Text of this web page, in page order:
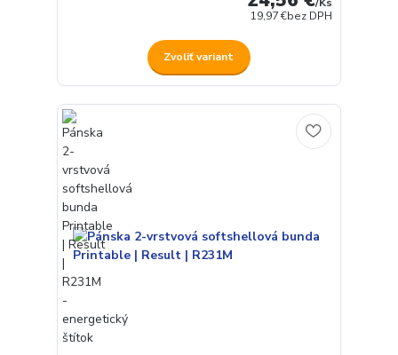
19,97 €bez DPH
Zvoliť variant